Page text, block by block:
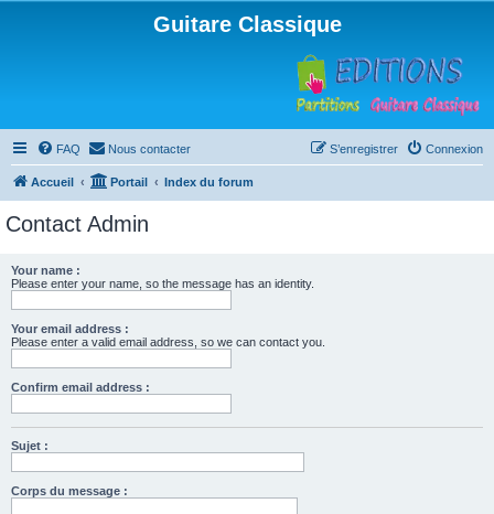
Guitare Classique
FAQ Nous contacter Connexion
S’enregistrer
Accueil Portail Index du forum
Contact Admin
Your name :
Please enter your name, so the message has an identity.
Your email address :
Please enter a valid email address, so we can contact you.
Confirm email address :
Sujet :
Corps du message :